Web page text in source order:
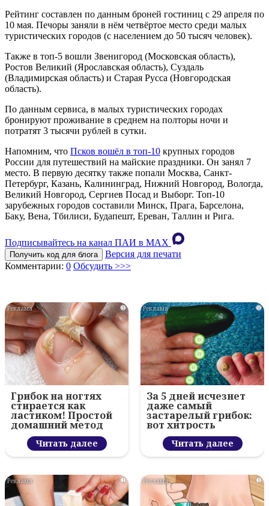
Рейтинг составлен по данным броней гостиниц с 29 апреля по
10 мая. Печоры заняли в нём четвёртое место среди малых
туристических городов (с населением до 50 тысяч человек).
Также в топ-5 вошли Звенигород (Московская область),
Ростов Великий (Ярославская область), Суздаль
(Владимирская область) и Старая Русса (Новгородская
область).
По данным сервиса, в малых туристических городах
бронируют проживание в среднем на полторы ночи и
потратят 3 тысячи рублей в сутки.
Напомним, что Псков вошёл в топ-10 крупных городов
России для путешествий на майские праздники. Он занял 7
место. В первую десятку также попали Москва, Санкт-
Петербург, Казань, Калининград, Нижний Новгород, Вологда,
Великий Новгород, Сергиев Посад и Выборг. Топ-10
зарубежных городов составили Минск, Прага, Барселона,
Баку, Вена, Тбилиси, Будапешт, Ереван, Таллин и Рига.
Подписывайтесь на канал ПАИ в MAХ
Получить код для блога
Версия для печати
Комментарии: 0 Обсудить >>>
i
Грибок на ногтях
стирается как
ластиком! Простой
домашний метод
Читать далее
i
За 5 дней исчезнет
даже самый
застарелый грибок:
вот хитрость
Читать далее
i i